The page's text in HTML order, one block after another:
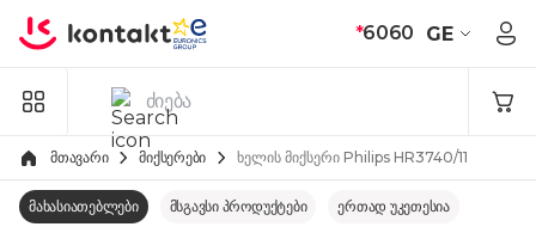
*6060 GE
მთავარი მიქსერები ხელის მიქსერი Philips HR3740/11
მახასიათებლები მსგავსი პროდუქტები ერთად უკეთესია